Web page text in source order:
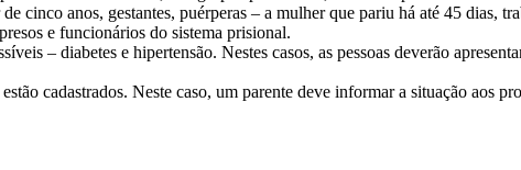
cinco anos, gestantes, puérperas – a mulher que pariu há até 45 dias,
e funcionários do sistema prisional.
– diabetes e hipertensão. Nestes casos, as pessoas deverão
cadastrados. Neste caso, um parente deve informar a situação